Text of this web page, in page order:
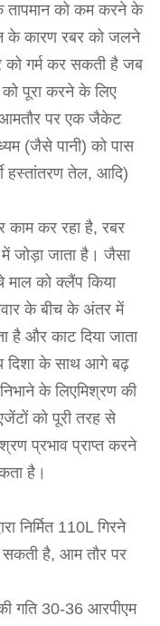
तापमान को कम करने के
के कारण रबर को जलने
को गर्म कर सकती है जब
पूरा करने के लिए
पर एक जैकेट
(जैसे पानी) को पास
हस्तांतरण तेल, आदि)
काम कर रहा है, रबर
जोड़ा जाता है। जैसा
माल को क्लैंप किया
के बीच के अंतर में
है और काट दिया जाता
दिशा के साथ आगे बढ़
के लिएमिश्रण की
को पूरी तरह से
प्रभाव प्राप्त करने
है।
निर्मित 110L गिरने
सकती है, आम तौर पर
गति 30-36 आरपीएम